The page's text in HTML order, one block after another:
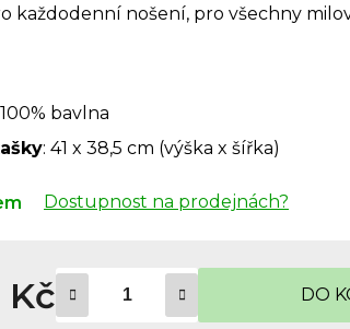
každodenní nošení, pro všechny
100% bavlna
: 41 x 38,5 cm (výška x šířka)
Dostupnost na prodejnách?
Kč DO